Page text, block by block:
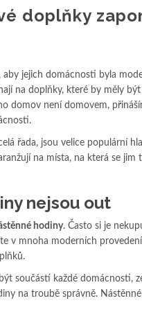
doplňky
aby jejich domácnosti byla
na doplňky, které by měly
domov není domovem,
řada, jsou velice populární
na místa, na která se
nejsou out
hodiny. Často si je
v mnoha moderních
součástí každé domácnosti,
na troubě správně.